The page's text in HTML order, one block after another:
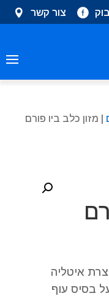
צור קשר
| מזון כלב ביו פורם
30% עוף תוצרת איטליה
בסיס עוף